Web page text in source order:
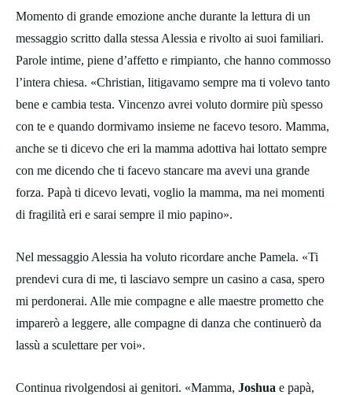
Momento di grande emozione anche durante la lettura di un
messaggio scritto dalla stessa Alessia e rivolto ai suoi familiari.
Parole intime, piene d’affetto e rimpianto, che hanno commosso
l’intera chiesa. «Christian, litigavamo sempre ma ti volevo tanto
bene e cambia testa. Vincenzo avrei voluto dormire più spesso
con te e quando dormivamo insieme ne facevo tesoro. Mamma,
anche se ti dicevo che eri la mamma adottiva hai lottato sempre
con me dicendo che ti facevo stancare ma avevi una grande
forza. Papà ti dicevo levati, voglio la mamma, ma nei momenti
di fragilità eri e sarai sempre il mio papino».
Nel messaggio Alessia ha voluto ricordare anche Pamela. «Ti
prendevi cura di me, ti lasciavo sempre un casino a casa, spero
mi perdonerai. Alle mie compagne e alle maestre prometto che
imparerò a leggere, alle compagne di danza che continuerò da
lassù a sculettare per voi».
Continua rivolgendosi ai genitori. «Mamma, Joshua e papà,